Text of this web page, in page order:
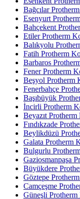
Bağcılar
Esenyurt
Bahçekent
Etiler Protherm
Balıkyolu
Fatih Protherm
Barbaros
Fener Protherm
Beşyol Protherm
Fenerbahçe
Başıbüyük
İncirli Protherm
Beyazıt
Fındıkzade
Beylikdüzü
Galata Protherm
Bulgurlu
Gaziosmanpaşa
Büyükdere
Göztepe
Camçeşme
Güneşli